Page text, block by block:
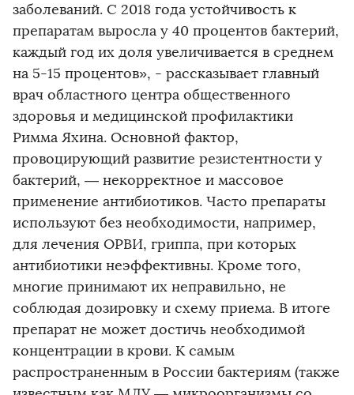
заболеваний. С 2018 года устойчивость к
препаратам выросла у 40 процентов бактерий,
каждый год их доля увеличивается в среднем
на 5-15 процентов», - рассказывает главный
врач областного центра общественного
здоровья и медицинской профилактики
Римма Яхина. Основной фактор,
провоцирующий развитие резистентности у
бактерий, — некорректное и массовое
применение антибиотиков. Часто препараты
используют без необходимости, например,
для лечения ОРВИ, гриппа, при которых
антибиотики неэффективны. Кроме того,
многие принимают их неправильно, не
соблюдая дозировку и схему приема. В итоге
препарат не может достичь необходимой
концентрации в крови. К самым
распространенным в России бактериям (также